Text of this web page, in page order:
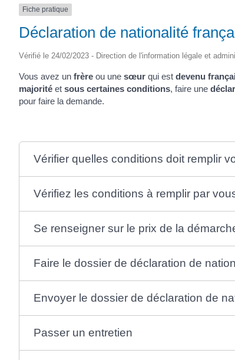
Fiche pratique
Déclaration de nationalité
Vérifié le 24/02/2023 - Direction de l'information légale et
Vous avez un frère ou une sœur qui est devenu
majorité et sous certaines conditions, faire une
pour faire la demande.
Vérifier quelles conditions doit remplir
Vérifiez les conditions à remplir par
Se renseigner sur le prix de la
Faire le dossier de déclaration de
Envoyer le dossier de déclaration de
Passer un entretien